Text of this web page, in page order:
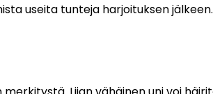
useita tunteja harjoituksen jälkeen.